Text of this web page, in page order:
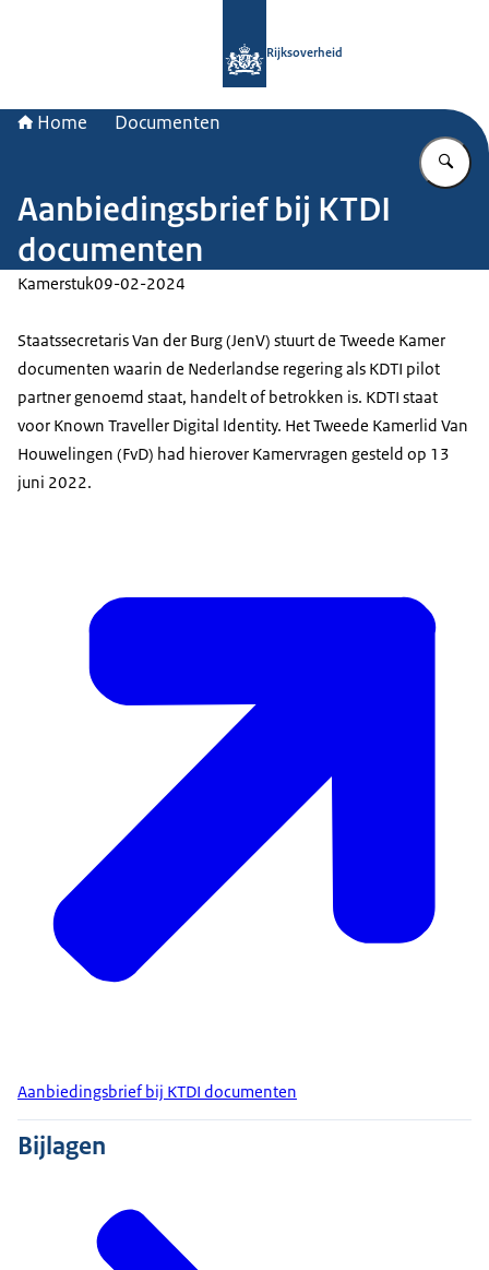
Rijksoverheid
Home Documenten
Aanbiedingsbrief bij KTDI
documenten
Kamerstuk09-02-2024
Staatssecretaris Van der Burg (JenV) stuurt de Tweede Kamer
documenten waarin de Nederlandse regering als KDTI pilot
partner genoemd staat, handelt of betrokken is. KDTI staat
voor Known Traveller Digital Identity. Het Tweede Kamerlid Van
Houwelingen (FvD) had hierover Kamervragen gesteld op 13
juni 2022.
Aanbiedingsbrief bij KTDI documenten
Bijlagen